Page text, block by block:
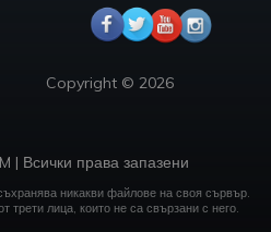
Copyright © 2026
| Всички права запазени
никакви файлове на своя сървър.
трети лица, които не са свързани с него.